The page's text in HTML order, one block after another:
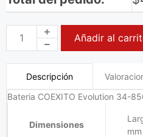
Añadir al
Descripción
Bateria COEXITO Evolution 34-
Dimensiones